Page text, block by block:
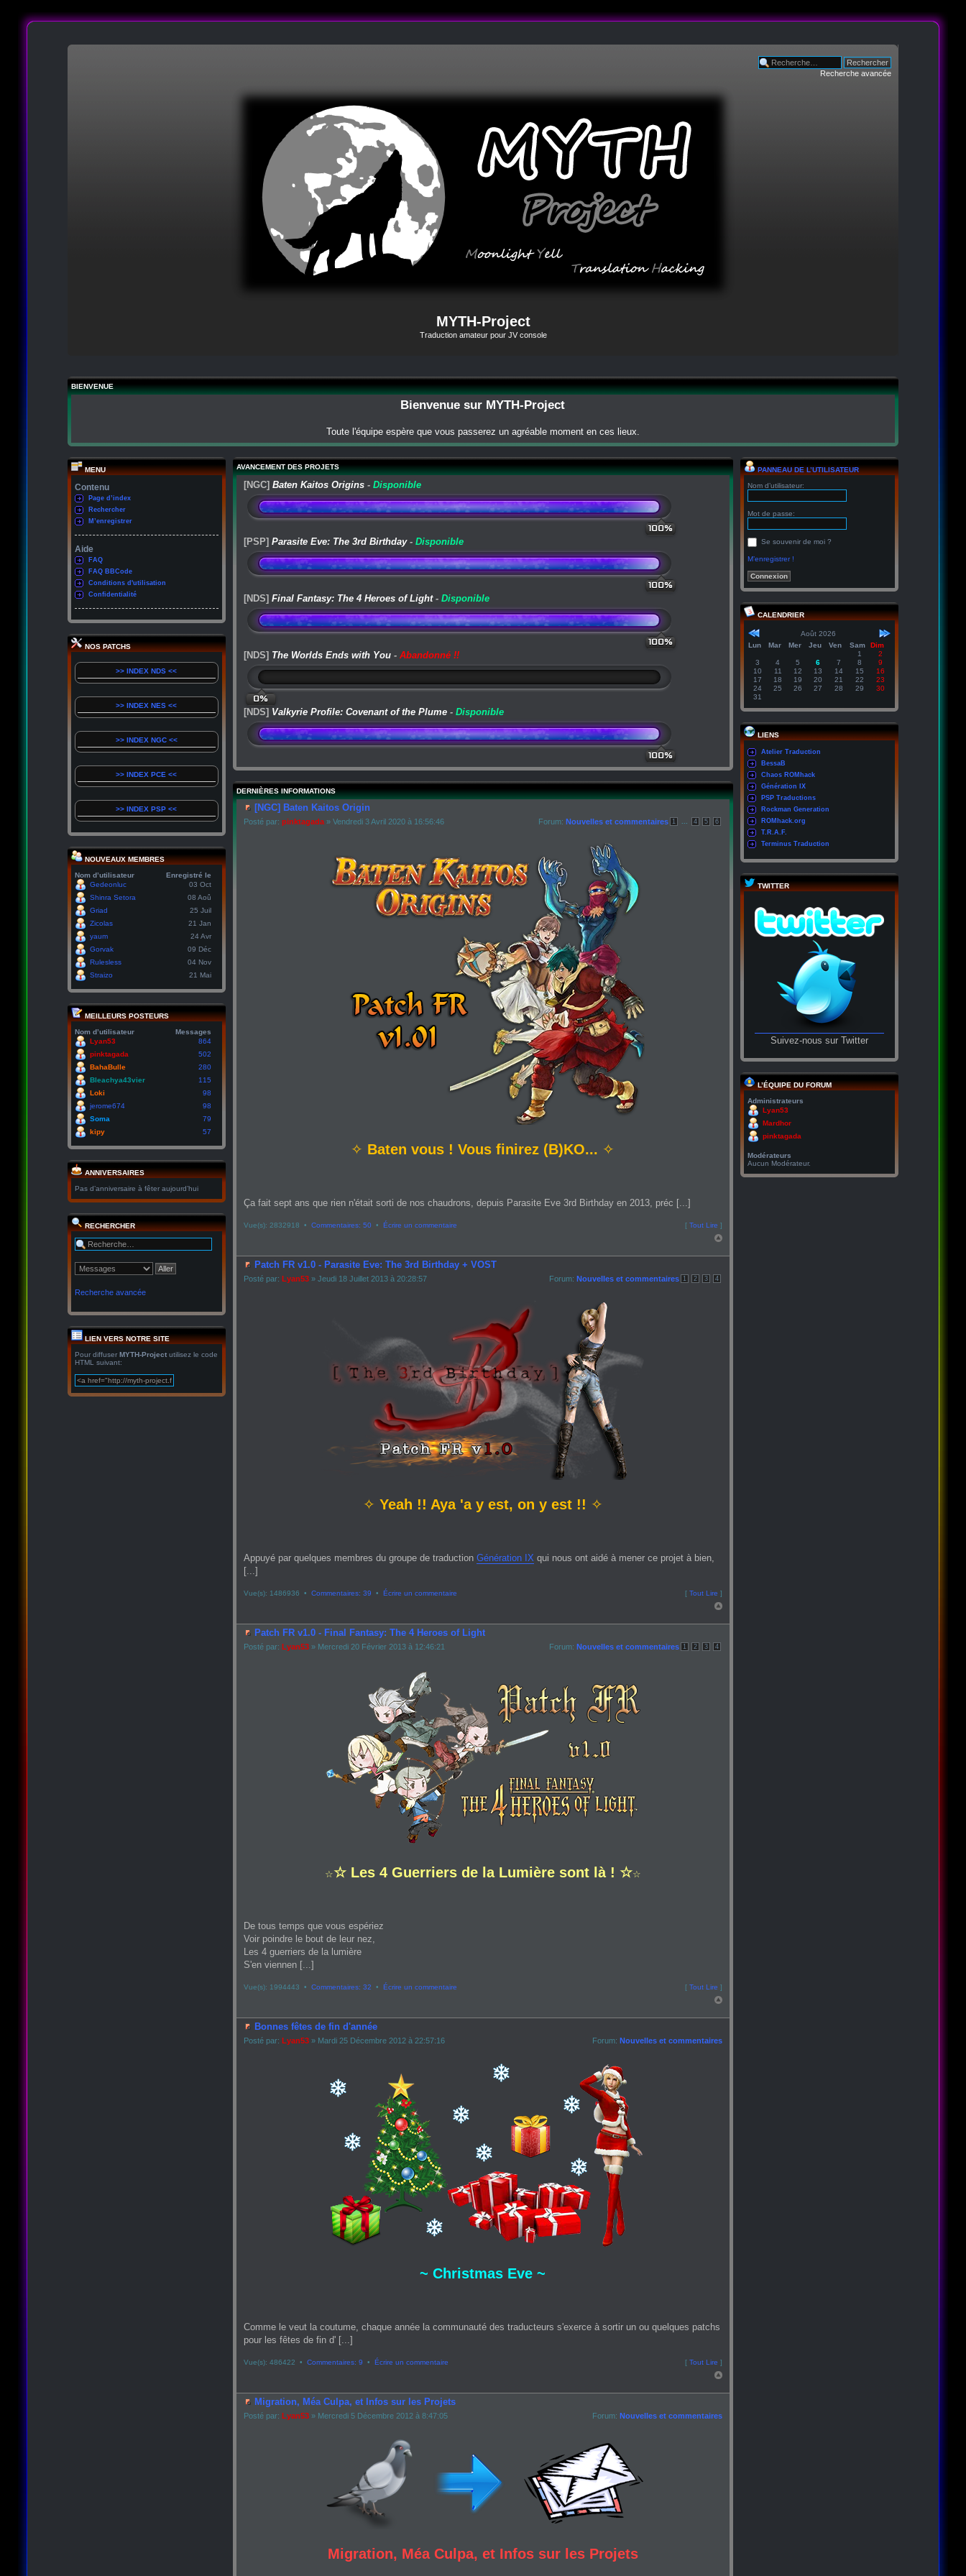
Recherche avancée
MYTH-Project
Traduction amateur pour JV console
BIENVENUE
Bienvenue sur MYTH-Project
Toute l'équipe espère que vous passerez un agréable moment en ces lieux.
MENU
Contenu
Page d’index
Rechercher
M’enregistrer
Aide
FAQ
FAQ BBCode
Conditions d'utilisation
Confidentialité
NOS PATCHS
>> INDEX NDS <<
>> INDEX NES <<
>> INDEX NGC <<
>> INDEX PCE <<
>> INDEX PSP <<
NOUVEAUX MEMBRES
Nom d’utilisateur
Enregistré le
Gedeonluc
03 Oct
Shinra Setora
08 Aoû
Griad
25 Juil
Zicolas
21 Jan
yaum
24 Avr
Gorvak
09 Déc
Rulesless
04 Nov
Straizo
21 Mai
MEILLEURS POSTEURS
Nom d’utilisateur
Messages
Lyan53
864
pinktagada
502
BahaBulle
280
Bleachya43vier
115
Loki
98
jerome674
98
Soma
79
kipy
57
ANNIVERSAIRES
Pas d’anniversaire à fêter aujourd’hui
RECHERCHER
Recherche avancée
LIEN VERS NOTRE SITE
Pour diffuser MYTH-Projectutilisez le code
HTML suivant:
AVANCEMENT DES PROJETS
[NGC] Baten Kaitos Origins- Disponible
100%
[PSP] Parasite Eve: The 3rd Birthday- Disponible
100%
[NDS] Final Fantasy: The 4 Heroes of Light- Disponible
100%
[NDS] The Worlds Ends with You- Abandonné !!
0%
[NDS] Valkyrie Profile: Covenant of the Plume- Disponible
100%
DERNIÈRES INFORMATIONS
[NGC] Baten Kaitos Origin
1 4 5 6
Posté par: pinktagada» Vendredi 3 Avril 2020 à 16:56:46 Forum: Nouvelles et commentaires
✧ Baten vous ! Vous finirez (B)KO... ✧
Ça fait sept ans que rien n'était sorti de nos chaudrons, depuis Parasite Eve 3rd Birthday en 2013, préc [...]
Vue(s): 2832918 • Commentaires: 50• Écrire un commentaire [ Tout Lire ]
Patch FR v1.0 - Parasite Eve: The 3rd Birthday + VOST
1 2 3 4
Posté par: Lyan53» Jeudi 18 Juillet 2013 à 20:28:57 Forum: Nouvelles et commentaires
✧ Yeah !! Aya 'a y est, on y est !! ✧
Appuyé par quelques membres du groupe de traduction Génération IX qui nous ont aidé à mener ce projet à bien,
[...]
Vue(s): 1486936 • Commentaires: 39 • Écrire un commentaire [ Tout Lire ]
Patch FR v1.0 - Final Fantasy: The 4 Heroes of Light
1 2 3 4
Posté par: Lyan53» Mercredi 20 Février 2013 à 12:46:21 Forum: Nouvelles et commentaires
☆☆ Les 4 Guerriers de la Lumière sont là ! ☆☆
De tous temps que vous espériez
Voir poindre le bout de leur nez,
Les 4 guerriers de la lumière
S'en viennen [...]
Vue(s): 1994443 • Commentaires: 32 • Écrire un commentaire [ Tout Lire ]
Bonnes fêtes de fin d'année
Posté par: Lyan53» Mardi 25 Décembre 2012 à 22:57:16 Forum: Nouvelles et commentaires
~ Christmas Eve ~
Comme le veut la coutume, chaque année la communauté des traducteurs s'exerce à sortir un ou quelques patchs
pour les fêtes de fin d' [...]
Vue(s): 486422 • Commentaires: 9 • Écrire un commentaire [ Tout Lire ]
Migration, Méa Culpa, et Infos sur les Projets
Posté par: Lyan53» Mercredi 5 Décembre 2012 à 8:47:05 Forum: Nouvelles et commentaires
Migration, Méa Culpa, et Infos sur les Projets
PANNEAU DE L’UTILISATEUR
Nom d’utilisateur:
Mot de passe:
Se souvenir de moi ?
M’enregistrer !
CALENDRIER
Août 2026
Lun
Mar Mer Jeu Ven Sam
Dim
1
2
3
4 5 6 7 8
9
10
11 12 13 14 15
16
17
18 19 20 21 22
23
24
25 26 27 28 29
30
31
LIENS
Atelier Traduction
BessaB
Chaos ROMhack
Génération IX
PSP Traductions
Rockman Generation
ROMhack.org
T.R.A.F.
Terminus Traduction
TWITTER
Suivez-nous sur Twitter
L’ÉQUIPE DU FORUM
Administrateurs
Lyan53
Mardhor
pinktagada
Modérateurs
Aucun Modérateur.